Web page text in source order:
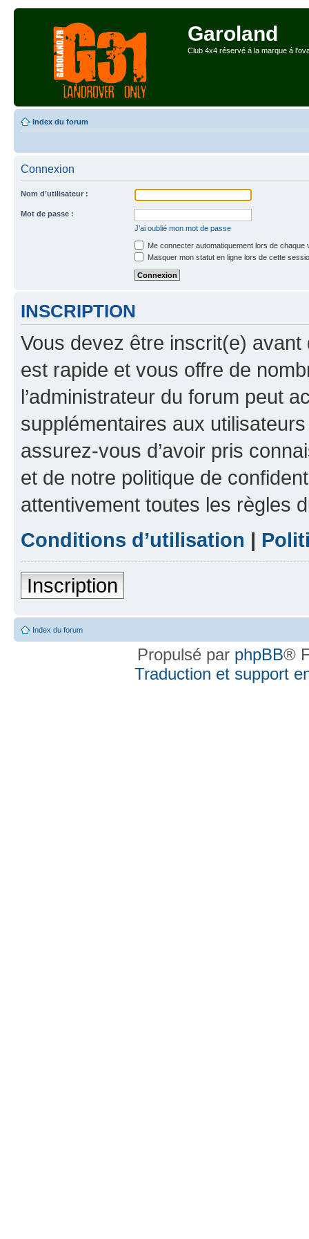
Garoland
Club 4x4 réservé á la marque á
Index du forum
Connexion
Nom d’utilisateur :
Mot de passe :
J’ai oublié mon mot de passe
Me connecter automatiquement lors de chaque
Masquer mon statut en ligne lors de cette
INSCRIPTION
Vous devez être inscrit(e) avant
est rapide et vous offre de
l’administrateur du forum peut
supplémentaires aux
assurez-vous d’avoir pris
et de notre politique de
attentivement toutes les règles
Conditions d’utilisation |
Inscription
Index du forum
Propulsé par phpBB®
Traduction et support